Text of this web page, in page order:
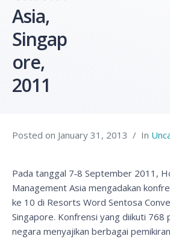
Asia,
Singap
ore,
2011
Posted on January 31, 2013 In
Pada tanggal 7‐8 September 2011,
Management Asia mengadakan
ke 10 di Resorts Word Sentosa
Singapore. Konfrensi yang diikuti 768
negara menyajikan berbagai